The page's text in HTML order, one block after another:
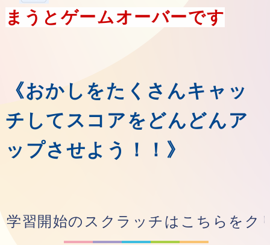
まうとゲームオーバーです
《おかしをたくさんキャッ
チしてスコアをどんどんア
ップさせよう！！》
学習開始のスクラッチはこちらをク